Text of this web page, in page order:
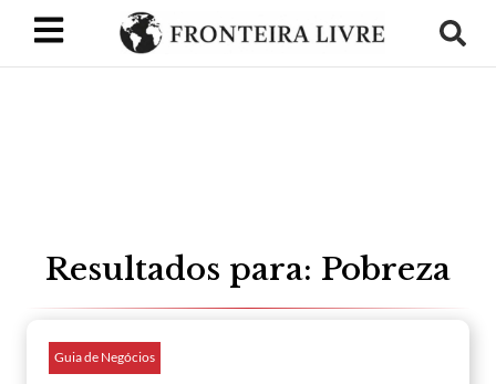
Resultados para: Pobreza
Guia de Negócios